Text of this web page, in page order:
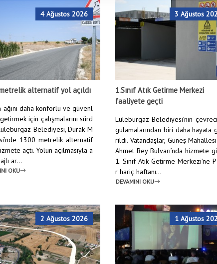
4 Ağustos 2026
alternatif yol açıldı
ağını daha konforlu ve güvenl
için çalışmalarını sürd
Belediyesi, Durak M
1300 metrelik alternatif
açtı. Yolun açılmasıyla a
ar...
OKU
3 Ağustos
1.Sınıf Atık Getirme Merkezi
faaliyete geçti
Lüleburgaz Belediyesi’nin
gulamalarından biri daha hayata
rildi. Vatandaşlar, Güneş
Ahmet Bey Bulvarı’nda hizmete
1. Sınıf Atık Getirme Merkezi’ne
r hariç haftanı...
DEVAMINI OKU
2 Ağustos 2026 1 Ağustos